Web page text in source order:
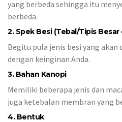
yang berbeda sehingga itu
berbeda.
2. Spek Besi (Tebal/Tipis Besar
Begitu pula jenis besi yang akan
dengan keinginan Anda.
3. Bahan Kanopi
Memiliki beberapa jenis dan
juga ketebalan membran yang
4. Bentuk